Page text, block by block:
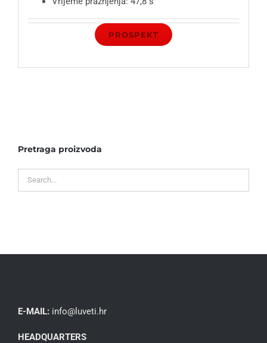
PROSPEKT
Pretraga proizvoda
E-MAIL: info@luveti.hr
HEADQUARTERS